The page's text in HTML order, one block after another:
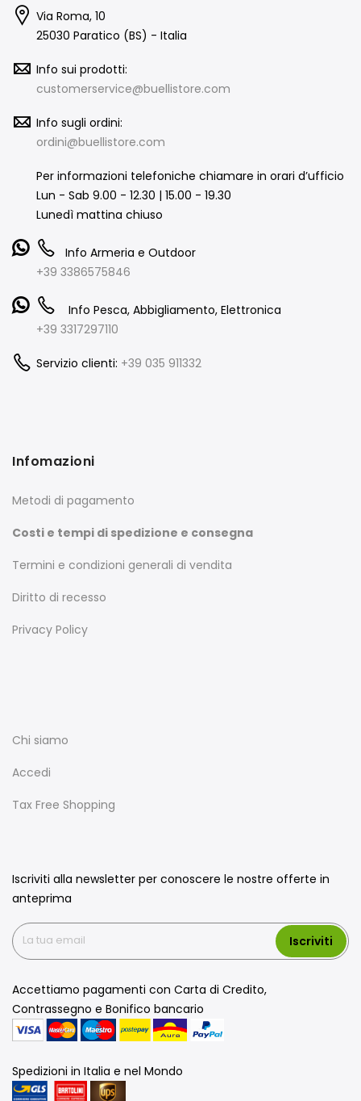
Via Roma, 10
25030 Paratico (BS) - Italia
Info sui prodotti:
customerservice@buellistore.com
Info sugli ordini:
ordini@buellistore.com
Per informazioni telefoniche chiamare in orari d’ufficio
Lun - Sab 9.00 - 12.30 | 15.00 - 19.30
Lunedì mattina chiuso
Info Armeria e Outdoor
+39 3386575846
Info Pesca, Abbigliamento, Elettronica
+39 3317297110
Servizio clienti: +39 035 911332
Infomazioni
Metodi di pagamento
Costi e tempi di spedizione e consegna
Termini e condizioni generali di vendita
Diritto di recesso
Privacy Policy
Chi siamo
Accedi
Tax Free Shopping
Iscriviti alla newsletter per conoscere le nostre offerte in
anteprima
Iscriviti
Accettiamo pagamenti con Carta di Credito,
Contrassegno e Bonifico bancario
Spedizioni in Italia e nel Mondo